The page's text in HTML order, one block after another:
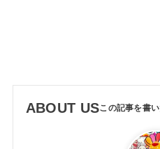
ABOUT US